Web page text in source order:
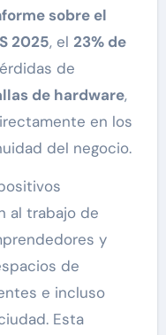
sobre el
2025, el 23% de
de
de hardware,
en los
del negocio.
al trabajo de
y
de
e incluso
Esta